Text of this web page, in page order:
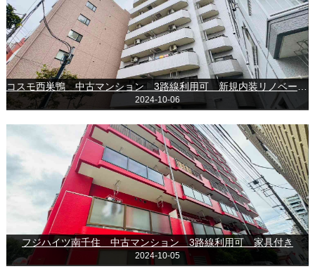
2024-10-06
フジハイツ南千住 中古マンション 3路線利用可 家具付き
2024-10-05